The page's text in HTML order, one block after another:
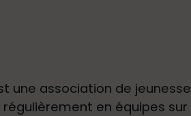
une association de
régulièrement en équipes